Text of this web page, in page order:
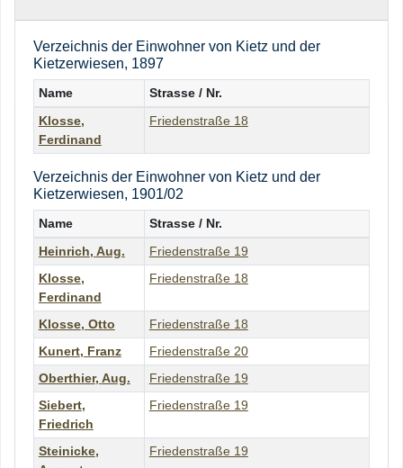
Verzeichnis der Einwohner von Kietz und der
Kietzerwiesen, 1897
Name
Strasse / Nr.
Klosse,
Ferdinand
Friedenstraße 18
Verzeichnis der Einwohner von Kietz und der
Kietzerwiesen, 1901/02
Name
Strasse / Nr.
Heinrich, Aug.
Friedenstraße 19
Klosse,
Ferdinand
Friedenstraße 18
Klosse, Otto
Friedenstraße 18
Kunert, Franz
Friedenstraße 20
Oberthier, Aug.
Friedenstraße 19
Siebert,
Friedrich
Friedenstraße 19
Steinicke,
Friedenstraße 19